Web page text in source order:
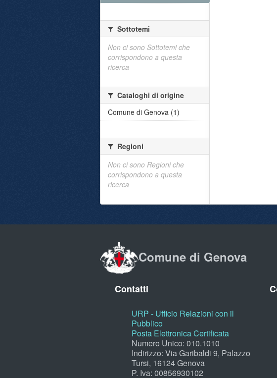
Sottotemi
Non ci sono Sottotemi che
corrispondono a questa
ricerca
Cataloghi di origine
Comune di Genova (1)
Regioni
Non ci sono Regioni che
corrispondono a questa
ricerca
Comune di Genova
Contatti
URP - Ufficio Relazioni con il
Pubblico
Posta Elettronica Certificata
Numero Unico: 010.1010
Indirizzo: Via Garibaldi 9, Palazzo
Tursi, 16124 Genova
P. Iva: 00856930102